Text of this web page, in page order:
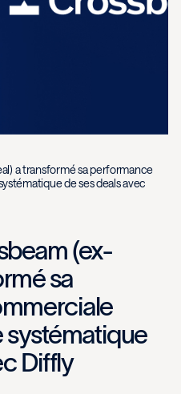
a transformé sa performance
de ses deals avec
(ex-
sa
systématique
Diffly